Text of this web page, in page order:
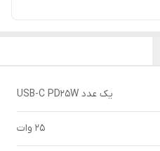
یک عدد USB-C PD25W
25 وات